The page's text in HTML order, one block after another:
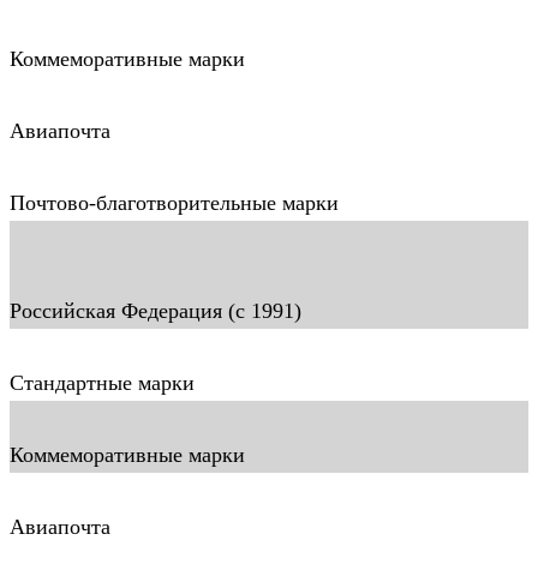
Коммеморативные марки
Авиапочта
Почтово-благотворительные марки
Российская Федерация (c 1991)
Стандартные марки
Коммеморативные марки
Авиапочта